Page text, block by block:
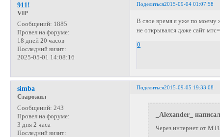
Поделиться2015-09-04 01:07:58
911!
VIP
Сообщений: 1885
Провел на форуме:
18 дней 20 часов
Последний визит:
2025-05-01 14:08:16
В свое время я уже по моему
не открывался даже сайт
0
Поделиться2015-09-05 19:33:08
simba
Старожил
Сообщений: 243
Провел на форуме:
3 дня 2 часа
Последний визит:
_Alexander_
Через интернет от